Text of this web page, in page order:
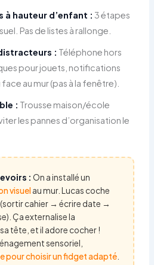
à hauteur d’enfant : 3 étapes
Pas de listes à rallonge.
: Téléphone hors
pour jouets, notifications
au mur (pas à la fenêtre).
: Trousse maison/école
les pannes d’organisation le
: On a installé un
visuel au mur. Lucas coche
cahier → écrire date →
Ça externalise la
tête, et il adore cocher !
sensoriel,
pour choisir un fidget adapté